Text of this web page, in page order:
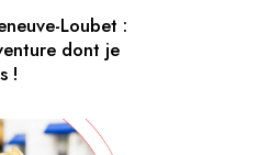
Loubet :
dont je
!